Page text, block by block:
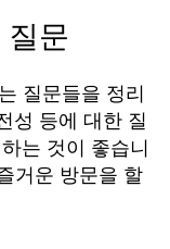
문
질문들을 정리
성 등에 대한 질
는 것이 좋습니
거운 방문을 할